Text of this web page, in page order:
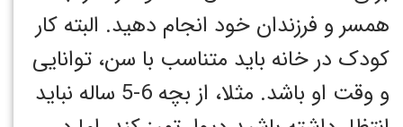
همسر و فرزندان خود انجام دهید. البته کار
کودک در خانه باید متناسب با سن، توانایی
و وقت او باشد. مثلا، از بچه 6-5 ساله نباید